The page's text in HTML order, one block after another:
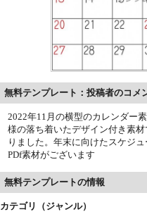
無料テンプレート：投稿者のコメ
2022年11月の横型のカレンダー
様の落ち着いたデザイン付き素
りました。年末に向けたスケジ
PDf素材がございます
無料テンプレートの情報
カテゴリ（ジャンル）